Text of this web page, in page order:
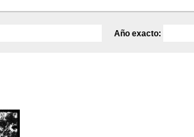
Año exacto: